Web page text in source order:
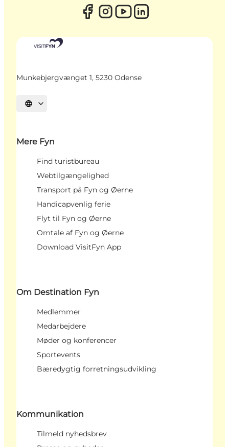
Munkebjergvænget 1, 5230 Odense
Vælg sprog
Mere Fyn
Find turistbureau
Webtilgængelighed
Transport på Fyn og Øerne
Handicapvenlig ferie
Flyt til Fyn og Øerne
Omtale af Fyn og Øerne
Download VisitFyn App
Om Destination Fyn
Medlemmer
Medarbejdere
Møder og konferencer
Sportevents
Bæredygtig forretningsudvikling
Kommunikation
Tilmeld nyhedsbrev